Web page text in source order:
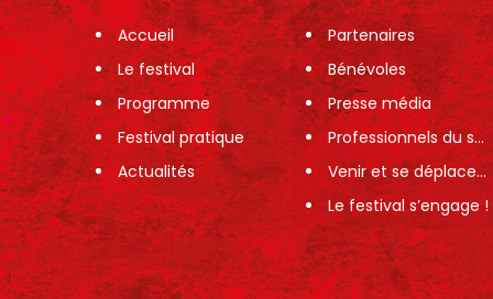
Accueil
Le festival
Programme
Festival pratique
Actualités
Partenaires
Bénévoles
Presse média
Professionnels du spectacle
Venir et se déplacer sur le festival
Le festival s’engage !